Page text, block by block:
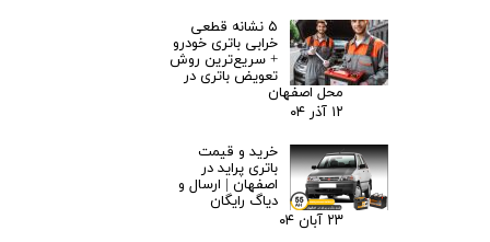
۵ نشانه قطعی
خرابی باتری خودرو
+ سریع‌ترین روش
تعویض باتری در
محل اصفهان
۱۲ آذر ۰۴
خرید و قیمت
باتری پراید در
اصفهان | ارسال و
دیاگ رایگان
۲۳ آبان ۰۴